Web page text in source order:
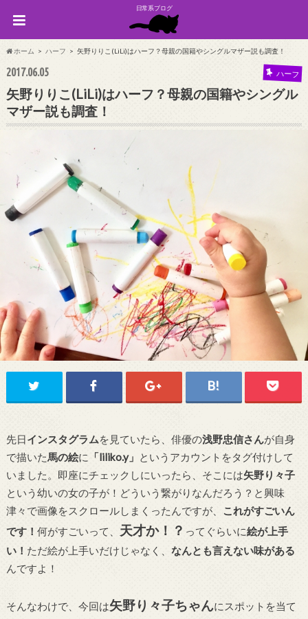
日常系ブログ
ホーム ハーフ 矢野りりこ(LiLi)はハーフ？母親の国籍やシングルマザー説も調査！
2017.06.05 ハーフ
矢野りりこ(LiLi)はハーフ？母親の国籍やシングル
マザー説も調査！
先日インスタグラムを見ていたら、俳優の浅野忠信さんが自身
で描いた馬の絵に 「liliko.y」 というアカウントをタグ付けして
いました。即座にチェックしにいったら、そこには矢野り々子
という幼いの女の子が！どういう繋がりなんだろう？と興味
津々で画像をスクロールしまくったんですが、 これがすごいん
です！ 何がすごいって、 天才か！？ ってぐらいに絵が上手
い！ ただ絵が上手いだけじゃなく、 なんとも言えない味がある
んですよ！
そんなわけで、今回は矢野り々子ちゃんにスポットを当て